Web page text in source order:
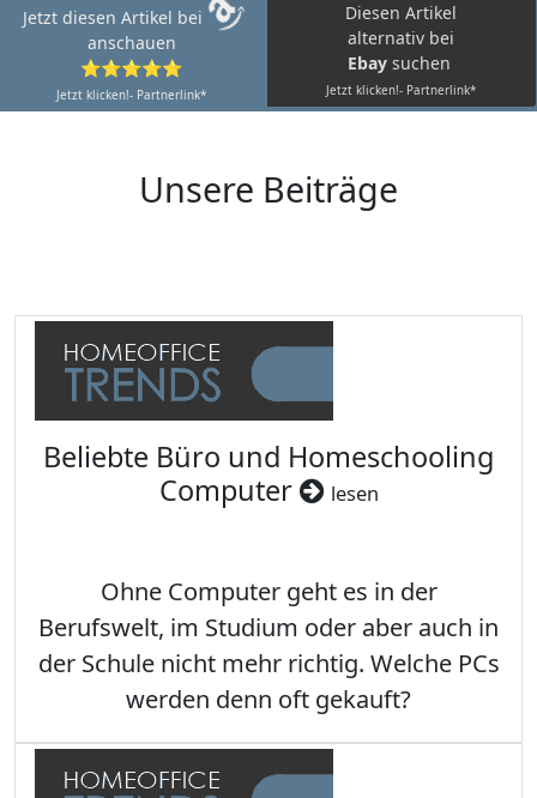
Jetzt diesen Artikel bei
anschauen
⭐⭐⭐⭐⭐
Jetzt klicken!- Partnerlink*
Diesen Artikel
alternativ bei
Ebay suchen
Jetzt klicken!- Partnerlink*
Unsere Beiträge
Beliebte Büro und Homeschooling
Computer
lesen
Ohne Computer geht es in der
Berufswelt, im Studium oder aber auch in
der Schule nicht mehr richtig. Welche PCs
werden denn oft gekauft?